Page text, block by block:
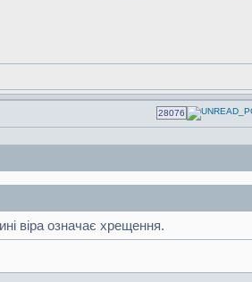
28076
віра означає хрещення.